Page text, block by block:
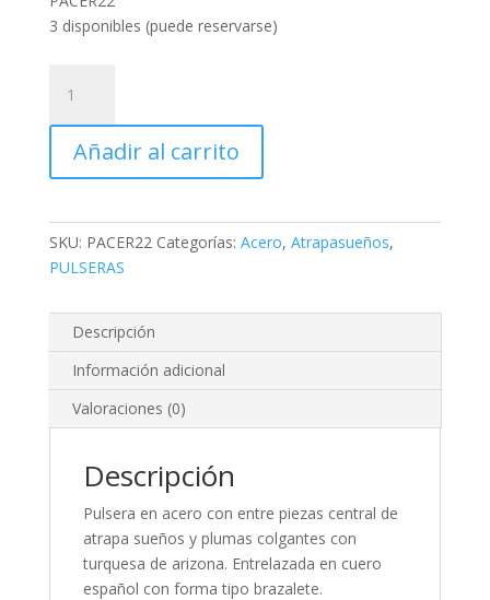
3 disponibles (puede reservarse)
Atrapasueños
PACER22
cantidad
Añadir al carrito
SKU: PACER22 Categorías: Acero, Atrapasueños,
PULSERAS
Descripción
Información adicional
Valoraciones (0)
Descripción
Pulsera en acero con entre piezas central de
atrapa sueños y plumas colgantes con
turquesa de arizona. Entrelazada en cuero
español con forma tipo brazalete.